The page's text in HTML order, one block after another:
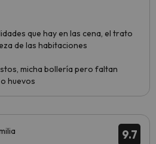
que hay en las cena, el trato
de las habitaciones
micha bollería pero faltan
huevos
9.7